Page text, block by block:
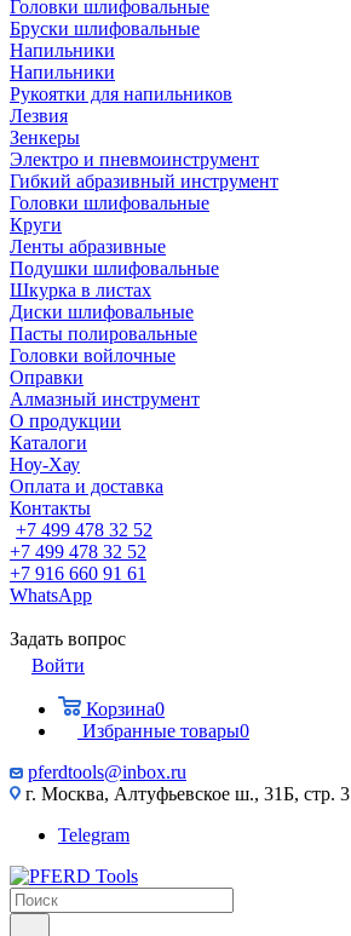
Головки шлифовальные
Бруски шлифовальные
Напильники
Напильники
Рукоятки для напильников
Лезвия
Зенкеры
Электро и пневмоинструмент
Гибкий абразивный инструмент
Головки шлифовальные
Круги
Ленты абразивные
Подушки шлифовальные
Шкурка в листах
Диски шлифовальные
Пасты полировальные
Головки войлочные
Оправки
Алмазный инструмент
О продукции
Каталоги
Ноу-Хау
Оплата и доставка
Контакты
+7 499 478 32 52
+7 499 478 32 52
+7 916 660 91 61
WhatsApp
Задать вопрос
Войти
Корзина0
Избранные товары0
pferdtools@inbox.ru
г. Москва, Алтуфьевское ш., 31Б, стр. 3
Telegram